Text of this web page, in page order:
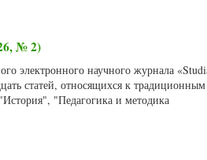
№ 2)
электронного научного журнала
статей, относящихся к традиционным
"Педагогика и методика